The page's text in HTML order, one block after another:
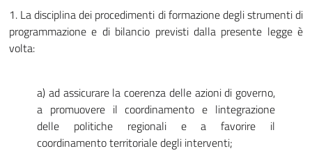
1. La disciplina dei procedimenti di formazione degli strumenti di
programmazione e di bilancio previsti dalla presente legge è
volta:
a) ad assicurare la coerenza delle azioni di governo,
a promuovere il coordinamento e lintegrazione
delle politiche regionali e a favorire il
coordinamento territoriale degli interventi;